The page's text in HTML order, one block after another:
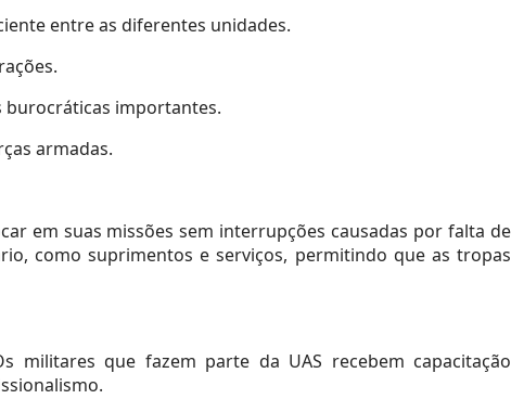
entre as diferentes unidades.
burocráticas importantes.
armadas.
em suas missões sem interrupções causadas por falta de
como suprimentos e serviços, permitindo que as tropas
militares que fazem parte da UAS recebem capacitação